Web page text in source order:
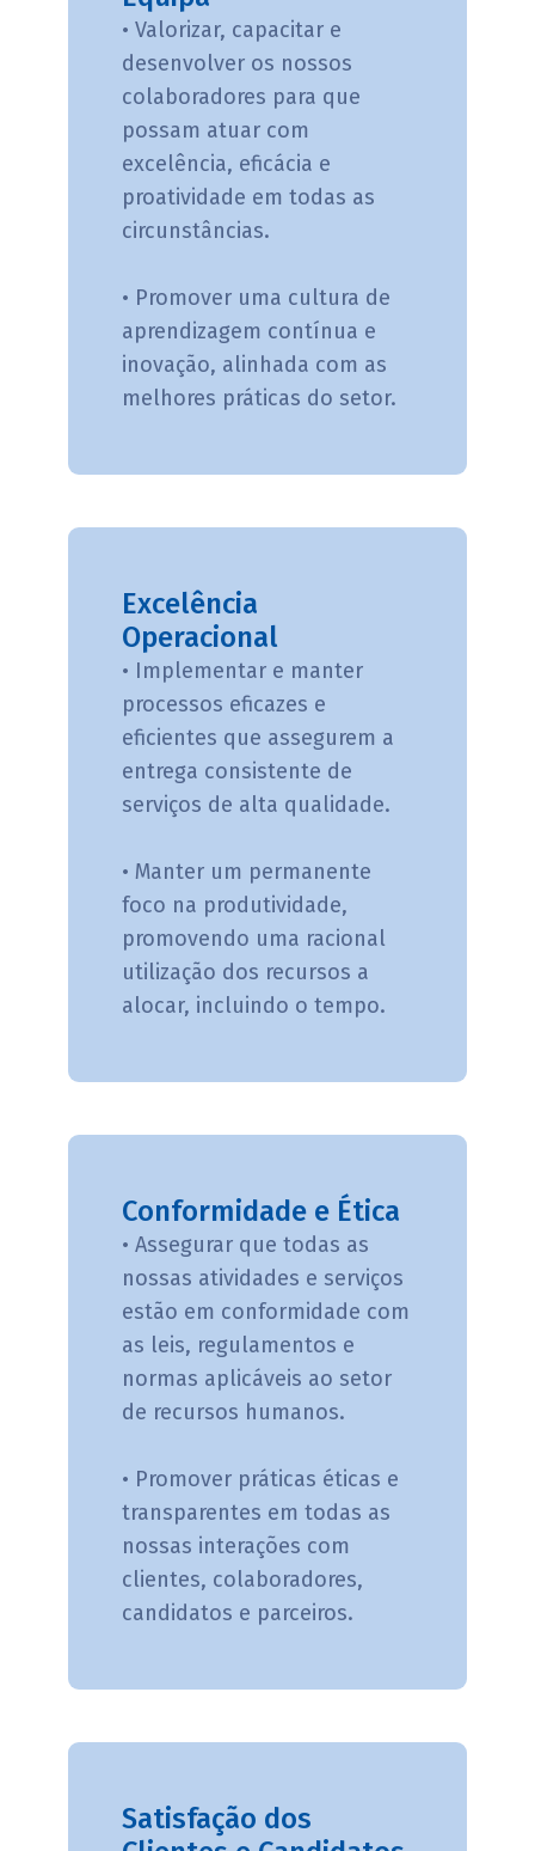
• Valorizar, capacitar e
desenvolver os nossos
colaboradores para que
possam atuar com
excelência, eficácia e
proatividade em todas as
circunstâncias.
• Promover uma cultura de
aprendizagem contínua e
inovação, alinhada com as
melhores práticas do setor.
Excelência
Operacional
• Implementar e manter
processos eficazes e
eficientes que assegurem a
entrega consistente de
serviços de alta qualidade.
• Manter um permanente
foco na produtividade,
promovendo uma racional
utilização dos recursos a
alocar, incluindo o tempo.
Conformidade e Ética
• Assegurar que todas as
nossas atividades e serviços
estão em conformidade com
as leis, regulamentos e
normas aplicáveis ao setor
de recursos humanos.
• Promover práticas éticas e
transparentes em todas as
nossas interações com
clientes, colaboradores,
candidatos e parceiros.
Satisfação dos